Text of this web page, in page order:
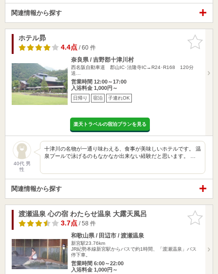
関連情報から探す
お気に入
りに追加
ホテル昴
4.4点/ 60 件
奈良県 / 吉野郡十津川村
西名阪自動車道 郡山IC･法隆寺IC→R24･R168 120分
送…
営業時間 12:00～17:00
入浴料金 1,000円～
日帰り 宿泊 子連れOK
楽天トラベルの宿泊プランを見る
40代 男
性
十津川の名物が一通り味わえる、食事が美味しいホテルです。 温
泉プールで泳げるのもなかなか出来ない経験だと思います。 …
関連情報から探す
お気に入
りに追加
渡瀬温泉 心の宿 わたらせ温泉 大露天風呂
3.7点/ 58 件
和歌山県 / 田辺市 / 渡瀬温泉
新宮駅23.76km
JR紀勢本線新宮駅からバスで約1時間、「渡瀬温泉」バス
停下車。
営業時間 6:00～22:00
入浴料金 1,000円～